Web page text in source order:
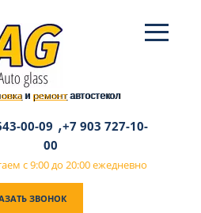
и ремонтавтостекол
00-09 ,+7 903 727-10-
00
с 9:00 до 20:00 ежедневно
ЗВОНОК